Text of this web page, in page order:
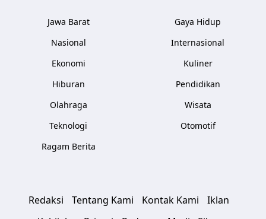
Jawa Barat
Nasional
Ekonomi
Hiburan
Olahraga
Teknologi
Ragam Berita
Gaya Hidup
Internasional
Kuliner
Pendidikan
Wisata
Otomotif
Redaksi Tentang Kami Kontak Kami
Iklan